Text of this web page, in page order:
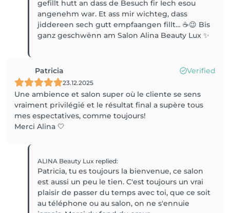
gefillt hutt an dass de Besuch fir Iech esou
angenehm war. Et ass mir wichteg, dass
jiddereen sech gutt empfaangen fillt… ☕️😉 Bis
Patricia Verified
23.12.2025
Une ambience et salon super où le cliente se sens
vraiment privilégié et le résultat final a supère tous
mes espectatives, comme toujours!
Merci Alina 🤍
ALINA Beauty Lux replied:
Patricia, tu es toujours la bienvenue, ce salon
est aussi un peu le tien. C'est toujours un vrai
plaisir de passer du temps avec toi, que ce soit
au téléphone ou au salon, on ne s'ennuie